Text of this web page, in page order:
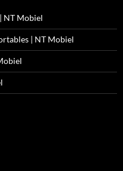
NT Mobiel
| NT Mobiel